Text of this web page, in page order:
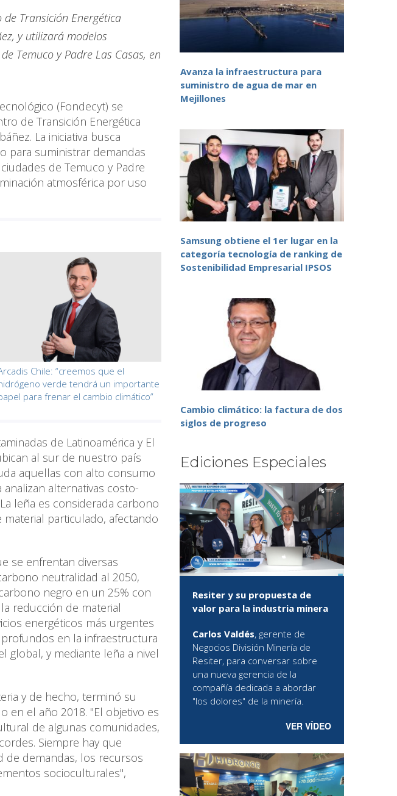
Transición Energética
y utilizará modelos
Temuco y Padre Las Casas, en
(Fondecyt) se
de Transición Energética
La iniciativa busca
para suministrar demandas
de Temuco y Padre
atmosférica por uso
Chile: “creemos que el
verde tendrá un importante
para frenar el cambio climático”
de Latinoamérica y El
al sur de nuestro país
aquellas con alto consumo
alternativas costo-
leña es considerada carbono
particulado, afectando
se enfrentan diversas
neutralidad al 2050,
negro en un 25% con
reducción de material
energéticos más urgentes
en la infraestructura
global, y mediante leña a nivel
y de hecho, terminó su
en el año 2018. "El objetivo es
de algunas comunidades,
Siempre hay que
de demandas, los recursos
socioculturales",
Avanza la infraestructura para
suministro de agua de mar en
Mejillones
Samsung obtiene el 1er lugar en la
categoría tecnología de ranking de
Sostenibilidad Empresarial IPSOS
Cambio climático: la factura de dos
siglos de progreso
Ediciones Especiales
Resiter y su propuesta de
valor para la industria minera
Carlos Valdés, gerente de
Negocios División Minería de
Resiter, para conversar sobre
una nueva gerencia de la
compañía dedicada a abordar
"los dolores" de la minería.
VER VÍDEO